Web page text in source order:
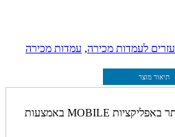
עזרים לעמדות מכירה, עמדות מכירה
תיאור מוצר
הדפסה למדפסת הקרובה ביותר באפליקציות MOBILE באמצעות